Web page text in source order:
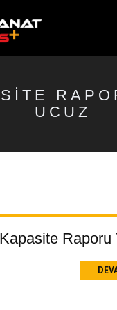
UCUZ
Raporu